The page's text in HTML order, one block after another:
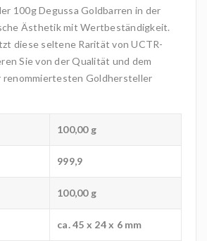
100g Degussa Goldbarren in der
Ästhetik mit Wertbeständigkeit.
diese seltene Rarität von UCTR-
Sie von der Qualität und dem
renommiertesten Goldhersteller
100,00 g
999,9
100,00 g
ca. 45 x 24 x 6 mm